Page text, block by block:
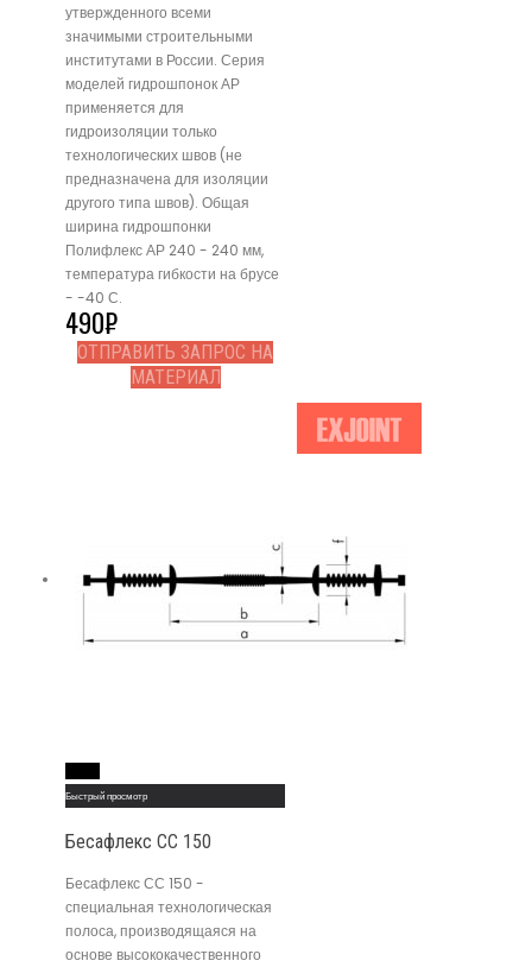
утвержденного всеми
значимыми строительными
институтами в России. Серия
моделей гидрошпонок АР
применяется для
гидроизоляции только
технологических швов (не
предназначена для изоляции
другого типа швов). Общая
ширина гидрошпонки
Полифлекс АР 240 - 240 мм,
температура гибкости на брусе
- -40 С.
490₽
ОТПРАВИТЬ ЗАПРОС НА
МАТЕРИАЛ
Быстрый просмотр
Бесафлекс СС 150
Бесафлекс СС 150 -
специальная технологическая
полоса, производящаяся на
основе высококачественного